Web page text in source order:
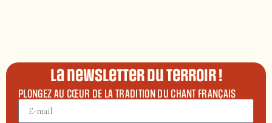
La newsletter du terroir !
PLONGEZ AU CŒUR DE LA TRADITION DU CHANT FRANÇAIS